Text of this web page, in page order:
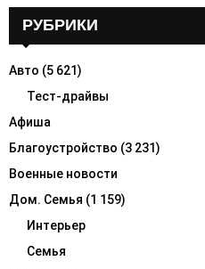
o
РУБРИКИ
Авто (5 621)
Тест-драйвы
Афиша
Благоустройство (3 231)
Военные новости
Дом. Семья (1 159)
Интерьер
Семья